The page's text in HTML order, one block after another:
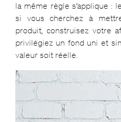
la même règle s’applique :
si vous cherchez à
produit, construisez votre
privilégiez un fond uni et
valeur soit réelle.